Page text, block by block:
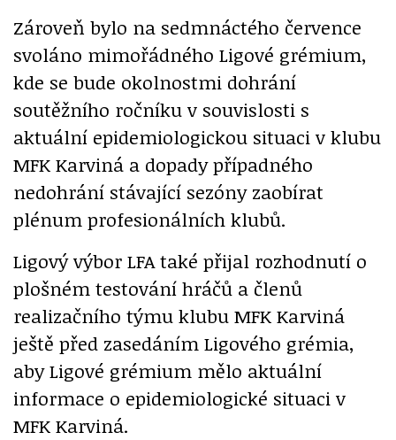
Zároveň bylo na sedmnáctého července
svoláno mimořádného Ligové grémium,
kde se bude okolnostmi dohrání
soutěžního ročníku v souvislosti s
aktuální epidemiologickou situaci v klubu
MFK Karviná a dopady případného
nedohrání stávající sezóny zaobírat
plénum profesionálních klubů.
Ligový výbor LFA také přijal rozhodnutí o
plošném testování hráčů a členů
realizačního týmu klubu MFK Karviná
ještě před zasedáním Ligového grémia,
aby Ligové grémium mělo aktuální
informace o epidemiologické situaci v
MFK Karviná.